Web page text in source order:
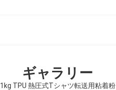
ギャラリー
1kg TPU 熱圧式Tシャツ転送用粘着粉